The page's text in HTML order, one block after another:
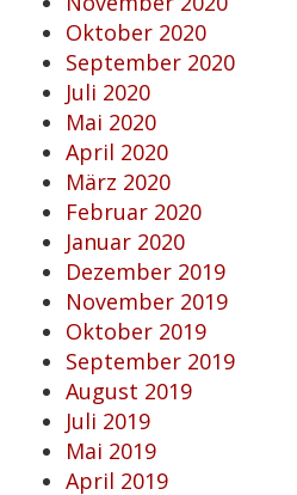
Oktober 2020
September 2020
Juli 2020
Mai 2020
April 2020
März 2020
Februar 2020
Januar 2020
Dezember 2019
November 2019
Oktober 2019
September 2019
August 2019
Juli 2019
Mai 2019
April 2019